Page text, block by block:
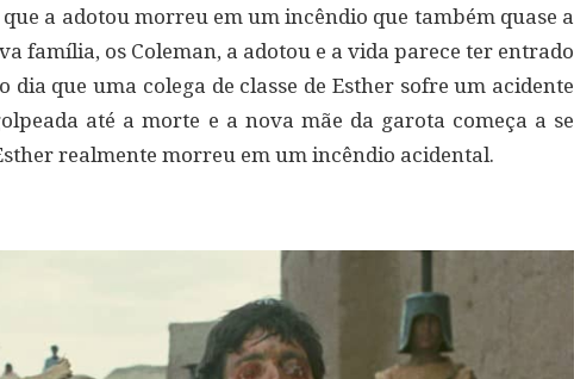
a adotou morreu em um incêndio que também quase a
família, os Coleman, a adotou e a vida parece ter entrado
dia que uma colega de classe de Esther sofre um acidente
até a morte e a nova mãe da garota começa a se
realmente morreu em um incêndio acidental.